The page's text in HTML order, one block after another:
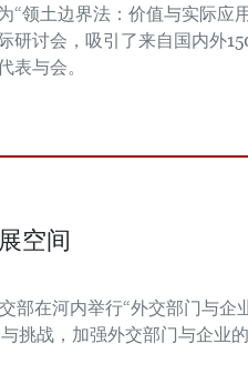
“领土边界法：价值与实际应
研讨会，吸引了来自国内外
表与会。
空间
部在河内举行“外交部门与企
挑战，加强外交部门与企业